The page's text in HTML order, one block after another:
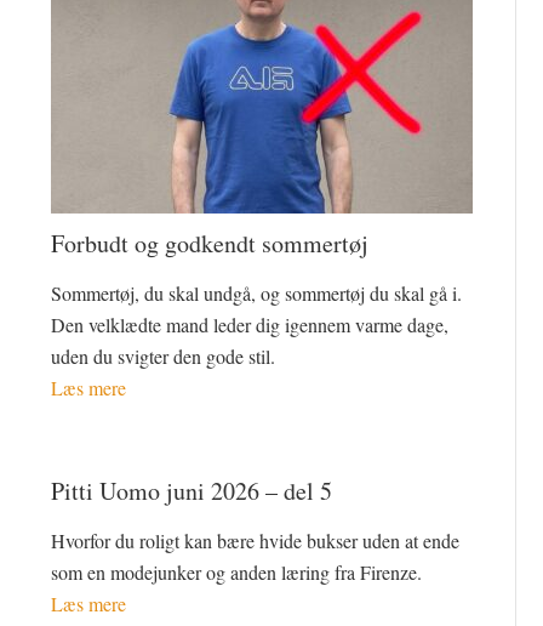
Forbudt og godkendt sommertøj
Sommertøj, du skal undgå, og sommertøj du skal gå i.
Den velklædte mand leder dig igennem varme dage,
uden du svigter den gode stil.
Læs mere
Pitti Uomo juni 2026 – del 5
Hvorfor du roligt kan bære hvide bukser uden at ende
som en modejunker og anden læring fra Firenze.
Læs mere